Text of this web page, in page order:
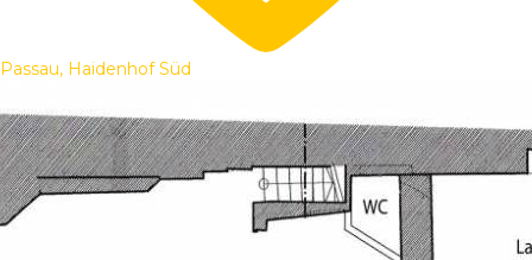
Passau, Haidenhof Süd